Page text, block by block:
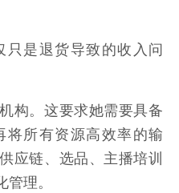
是退货导致的收入问
构。这要求她需要具备
所有资源高效率的输
应链、选品、主播培训
理。